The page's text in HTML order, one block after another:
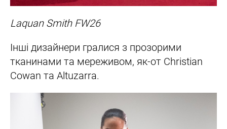
Laquan Smith FW26
Інші дизайнери гралися з прозорими
тканинами та мереживом, як-от Christian
Cowan та Altuzarra.